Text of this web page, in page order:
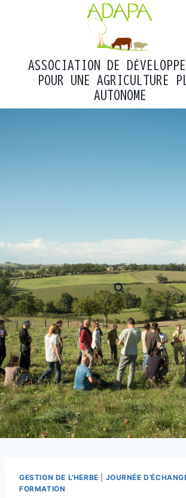
ASSOCIATION DE
POUR UNE AGRICULTURE
AUTONOME
GESTION DE L'HERBE
JOURNÉE
FORMATION